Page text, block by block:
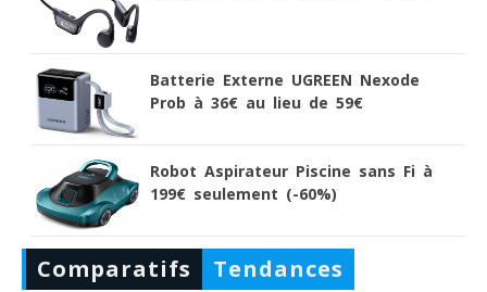
Batterie Externe UGREEN Nexode
Prob à 36€ au lieu de 59€
Robot Aspirateur Piscine sans Fi à
199€ seulement (-60%)
Comparatifs Tendances